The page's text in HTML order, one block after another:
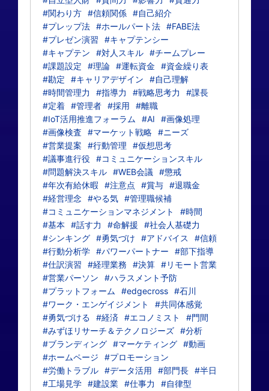
#関わり方 #信頼関係 #自己紹介
#プレップ法 #ホールパート法 #FABE法
#プレゼン演習
#キャプテンシー
#キャプテン
#対人スキル #チームプレー
#課題設定
#理論 #運転資金
#資金繰り表
#勘定
#キャリアデザイン
#自己理解
#時間管理力
#指導力 #戦略思考力
#課長
#定着 #管理者 #採用
#離職
#IoT活用推進フォーラム
#AI
#画像処理
#画像検査
#マーケット戦略 #ニーズ
#営業提案
#行動管理
#仮想思考
#議事進行役 #コミュニケーションスキル
#問題解決スキル #WEB会議
#懲戒
#年次有給休暇
#注意点 #賞与 #退職金
#経営理念 #やる気 #管理職候補
#コミュニケーションマネジメント
#時間
#基本
#話す力 #命解援
#社会人基礎力
#シンキング #勇気づけ #アドバイス
#信頼
#行動分析学 #パワーパートナー
#部下指導
#仕訳演習
#経理業務 #決算 #リモート営業
#営業パーソン
#ハラスメント予防
#プラットフォーム
#edgecross #石川
#ワーク・エンゲイジメント
#共同体感覚
#勇気づける
#経済 #エコノミスト
#門間
#みずほリサーチ＆テクノロジーズ #分析
#ブランディング #マーケティング #動画
#ホームページ
#プロモーション
#労働トラブル #データ活用 #部門長 #半日
#工場見学 #建設業 #仕事力
#自律型